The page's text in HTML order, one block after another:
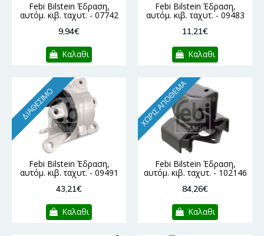
Febi Bilstein Έδραση,
αυτόμ. κιβ. ταχυτ. - 07742
9,94€
Καλαθι
Febi Bilstein Έδραση,
αυτόμ. κιβ. ταχυτ. - 09483
11,21€
Καλαθι
ΔΙΑΘΈΣΙΜΟ
Febi Bilstein Έδραση,
αυτόμ. κιβ. ταχυτ. - 09491
43,21€
Καλαθι
ΧΩΡΊΣ ΑΠΌΘΕΜΑ
Febi Bilstein Έδραση,
αυτόμ. κιβ. ταχυτ. - 102146
84,26€
Καλαθι